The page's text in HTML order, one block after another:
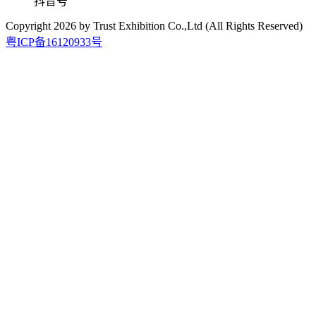
Copyright 2026 by Trust Exhibition Co.,Ltd (All Rights Reserved)
粤ICP备16120933号